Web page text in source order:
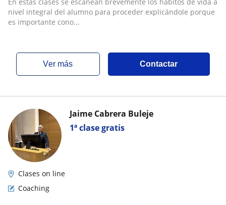
nivel integral del alumno para proceder explicándole porque
es importante cono...
ver más Contactar
1ª clase gratis
Jaime Cabrera Buleje
Clases on line
Coaching